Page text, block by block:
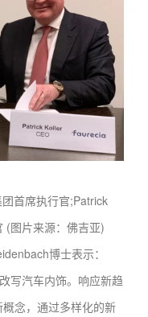
首席执行官;Patrick
(图片来源：佛吉亚)
博士表示：
汽车内饰。响应新趋
念，通过多样化的新